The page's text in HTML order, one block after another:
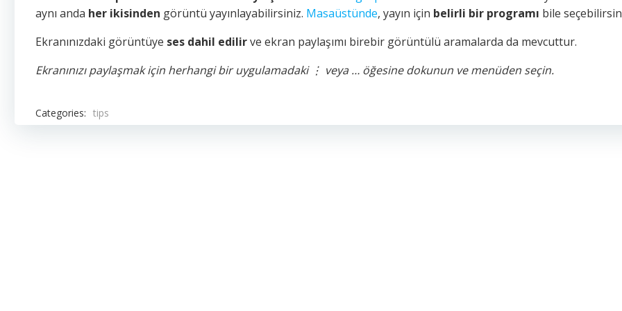
aynı anda her ikisinden görüntü yayınlayabilirsiniz. Masaüstünde, yayın için belirli bir programı bile
Ekranınızdaki görüntüye ses dahil edilirve ekran paylaşımı birebir görüntülü aramalarda da mevcuttur.
Ekranınızı paylaşmak için herhangi bir uygulamadaki ⋮ veya … öğesine dokunun ve menüden seçin.
Categories: tips